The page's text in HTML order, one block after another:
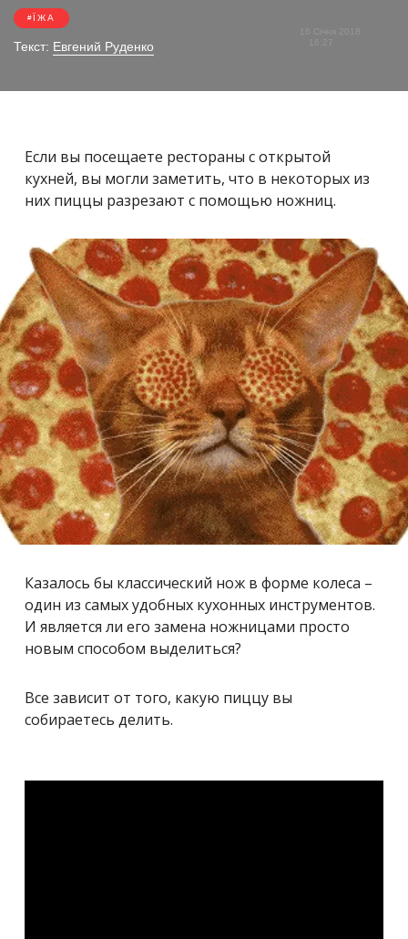
ЇЖА
Текст: Евгений Руденко
16:27
Если вы посещаете рестораны с открытой
кухней, вы могли заметить, что в некоторых из
них пиццы разрезают с помощью ножниц.
Казалось бы классический нож в форме колеса –
один из самых удобных кухонных инструментов.
И является ли его замена ножницами просто
новым способом выделиться?
Все зависит от того, какую пиццу вы
собираетесь делить.